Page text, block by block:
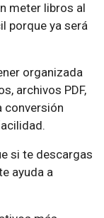
meter libros al
porque ya será
organizada
archivos PDF,
conversión
si te descargas
ayuda a